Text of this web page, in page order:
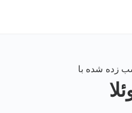
زده شده با